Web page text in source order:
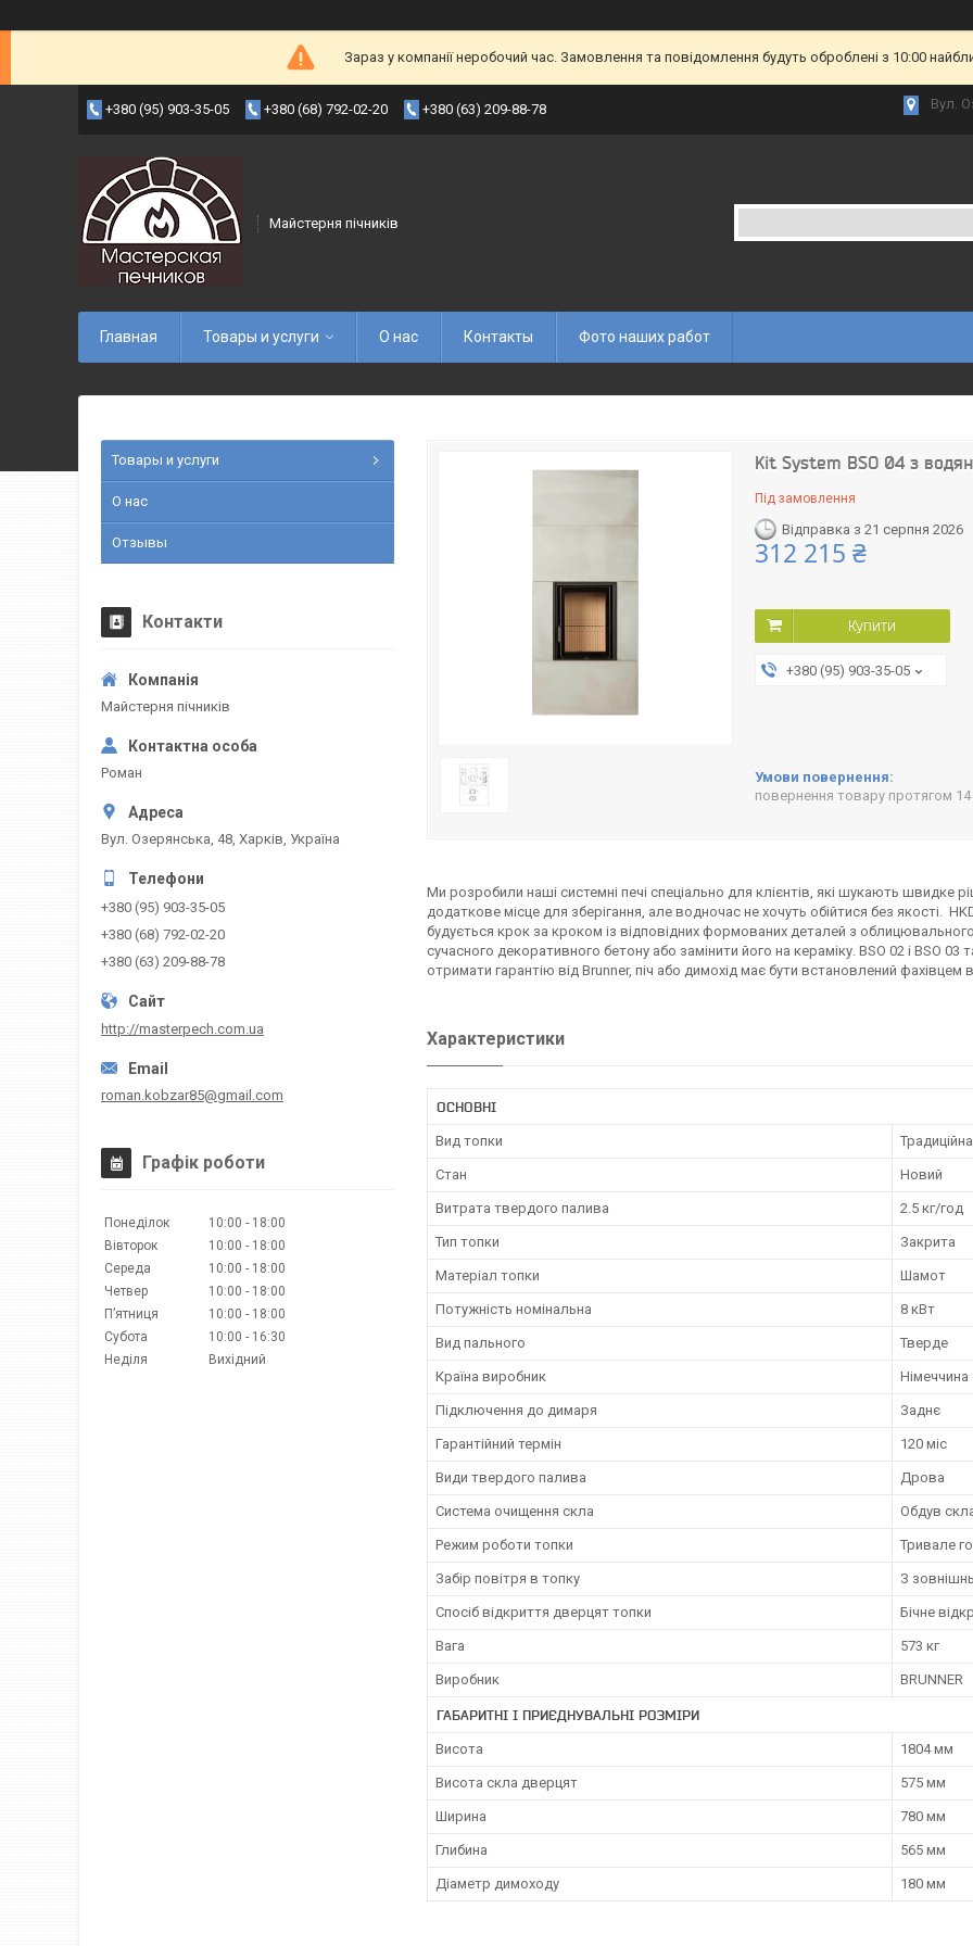
Зараз у компанії неробочий час. Замовлення та повідомлення будуть оброблені з 10:00
+380 (95) 903-35-05 +380 (68) 792-02-20 +380 (63) 209-88-78 Вул.
Майстерня пічників
Главная Товары и услуги О нас Контакты Фото наших работ
Kit System BSO 04 з
Під замовлення
Відправка з 21 серпня 2026
312 215 ₴
Купити
+380 (95) 903-35-05
повернення товару протягом 14
Ми розробили наші системні печі спеціально для клієнтів, які шукають швидке
додаткове місце для зберігання, але водночас не хочуть обійтися без якості.
будується крок за кроком із відповідних формованих деталей з
сучасного декоративного бетону або замінити його на кераміку. BSO 02 і BSO 03
отримати гарантію від Brunner, піч або димохід має бути встановлений фахівцем
Характеристики
ОСНОВНІ
Вид топки
Стан Новий
Витрата твердого палива 2.5 кг/год
Тип топки Закрита
Матеріал топки Шамот
Потужність номінальна 8 кВт
Вид пального Тверде
Країна виробник Німеччина
Підключення до димаря Заднє
Гарантійний термін 120 міс
Види твердого палива Дрова
Система очищення скла Обдув
Режим роботи топки Тривале
Забір повітря в топку З
Спосіб відкриття дверцят топки Бічне
Вага 573 кг
Виробник BRUNNER
ГАБАРИТНІ І ПРИЄДНУВАЛЬНІ РОЗМІРИ
Висота 1804 мм
Висота скла дверцят 575 мм
Ширина 780 мм
Глибина 565 мм
Діаметр димоходу 180 мм
Товары и услуги
О нас
Отзывы
Контакти
Майстерня пічників
Роман
Вул. Озерянська, 48, Харків, Україна
+380 (95) 903-35-05
+380 (68) 792-02-20
+380 (63) 209-88-78
http://masterpech.com.ua
roman.kobzar85@gmail.com
Графік роботи
Понеділок 10:00
18:00
Вівторок
10:00
18:00
Середа
10:00
18:00
Четвер
10:00
18:00
Пʼятниця
10:00
18:00
Субота
10:00
16:30
Неділя
Вихідний